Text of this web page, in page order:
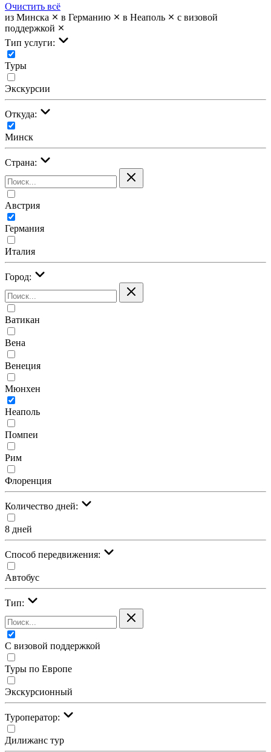
Очистить всё
из Минска
в Германию в Неаполь
с визовой
поддержкой
Тип услуги:
Туры
Экскурсии
Откуда:
Минск
Страна:
Австрия
Германия
Италия
Город:
Ватикан
Вена
Венеция
Мюнхен
Неаполь
Помпеи
Рим
Флоренция
Количество дней:
8 дней
Cпособ передвижения:
Автобус
Тип:
С визовой поддержкой
Туры по Европе
Экскурсионный
Туроператор:
Дилижанс тур